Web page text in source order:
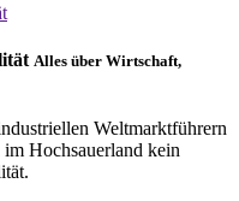
Alles über Wirtschaft,
Weltmarktführern
Hochsauerland kein